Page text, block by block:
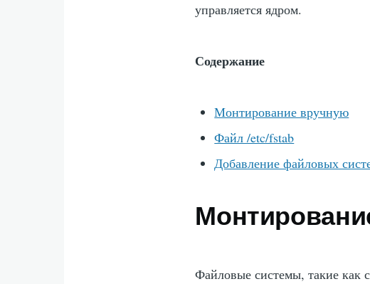
управляется ядром.
Содержание
Монтирование вручную
Файл /etc/fstab
Добавление файловых
Файловые системы, такие как